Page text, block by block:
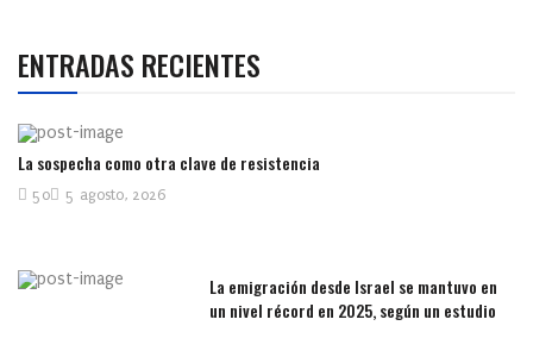
ENTRADAS RECIENTES
La sospecha como otra clave de resistencia
5 agosto, 2026
50
La emigración desde Israel se mantuvo en
un nivel récord en 2025, según un estudio